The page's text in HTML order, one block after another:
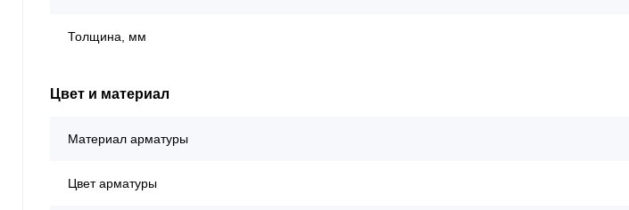
Толщина, мм
Цвет и материал
Материал арматуры
Цвет арматуры